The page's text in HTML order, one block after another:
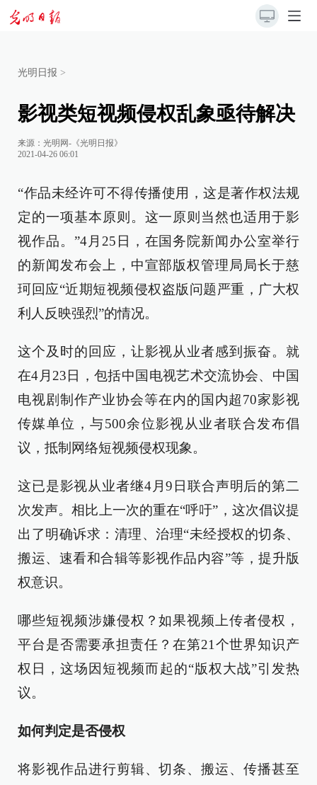
光明日报 >
影视类短视频侵权乱象亟待解决
来源： 光明网-《光明日报》
2021-04-26 06:01
“作品未经许可不得传播使用，这是著作权法规
定的一项基本原则。这一原则当然也适用于影
视作品。”4月25日，在国务院新闻办公室举行
的新闻发布会上，中宣部版权管理局局长于慈
珂回应“近期短视频侵权盗版问题严重，广大权
利人反映强烈”的情况。
这个及时的回应，让影视从业者感到振奋。就
在4月23日，包括中国电视艺术交流协会、中国
电视剧制作产业协会等在内的国内超70家影视
传媒单位，与500余位影视从业者联合发布倡
议，抵制网络短视频侵权现象。
这已是影视从业者继4月9日联合声明后的第二
次发声。相比上一次的重在“呼吁”，这次倡议提
出了明确诉求：清理、治理“未经授权的切条、
搬运、速看和合辑等影视作品内容”等，提升版
权意识。
哪些短视频涉嫌侵权？如果视频上传者侵权，
平台是否需要承担责任？在第21个世界知识产
权日，这场因短视频而起的“版权大战”引发热
议。
如何判定是否侵权
将影视作品进行剪辑、切条、搬运、传播甚至